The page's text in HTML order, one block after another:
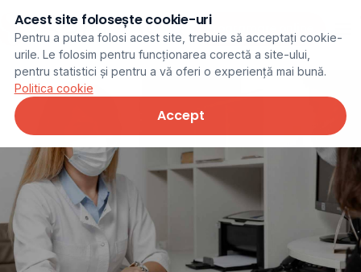
Programare online
Acest site folosește cookie-uri
Pentru a putea folosi acest site, trebuie să acceptați cookie-
urile. Le folosim pentru funcționarea corectă a site-ului,
pentru statistici și pentru a vă oferi o experiență mai bună.
Politica cookie
Accept